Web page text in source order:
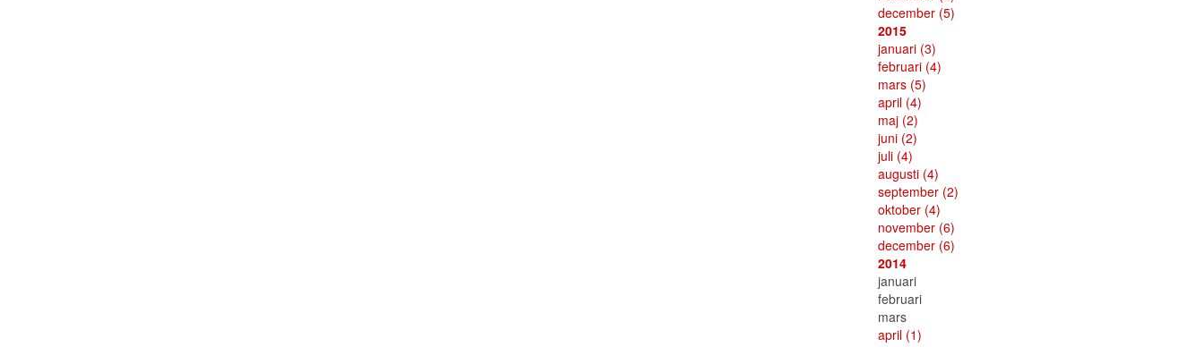
december (5)
2015
januari (3)
februari (4)
mars (5)
april (4)
maj (2)
juni (2)
juli (4)
augusti (4)
september (2)
oktober (4)
november (6)
december (6)
2014
januari
februari
mars
april (1)